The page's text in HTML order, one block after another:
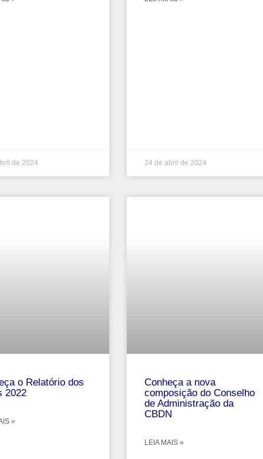
de 2024 24 de abril de 2024
o Relatório dos
2022
»
Conheça a nova
composição do Conselho
de Administração da
CBDN
LEIA MAIS »